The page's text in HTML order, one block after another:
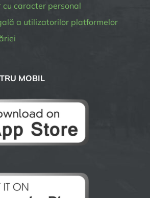
caracter personal
a utilizatorilor platformelor
MOBIL